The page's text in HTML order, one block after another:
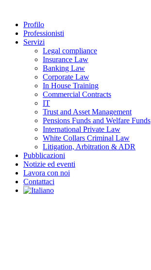
Profilo
Professionisti
Servizi
Legal compliance
Insurance Law
Banking Law
Corporate Law
In House Training
Commercial Contracts
IT
Trust and Asset Management
Pensions Funds and Welfare Funds
International Private Law
White Collars Criminal Law
Litigation, Arbitration & ADR
Pubblicazioni
Notizie ed eventi
Lavora con noi
Contattaci